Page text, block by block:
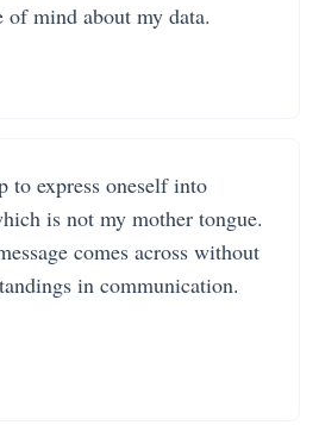
of mind about my data.
to express oneself into
is not my mother tongue.
comes across without
in communication.